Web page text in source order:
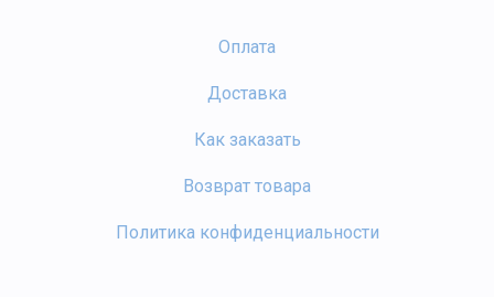
Оплата
Доставка
Как заказать
Возврат товара
Политика конфиденциальности